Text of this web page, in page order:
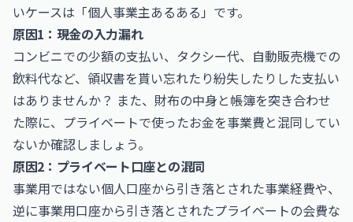
いケースは「個人事業主あるある」です。
原因1：現金の入力漏れ
コンビニでの少額の支払い、タクシー代、自動販売機での
飲料代など、領収書を貰い忘れたり紛失したりした支払い
はありませんか？ また、財布の中身と帳簿を突き合わせ
た際に、プライベートで使ったお金を事業費と混同してい
ないか確認しましょう。
原因2：プライベート口座との混同
事業用ではない個人口座から引き落とされた事業経費や、
逆に事業用口座から引き落とされたプライベートの会費な